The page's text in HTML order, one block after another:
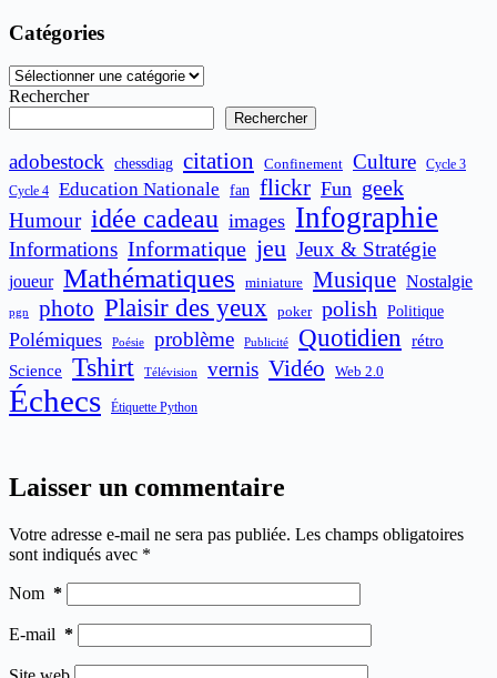
Catégories
Catégories
Rechercher
Rechercher
adobestock chessdiag citation Confinement Culture Cycle 3
Cycle 4 Education Nationale fan flickr Fun geek
Humour idée cadeau images Infographie
Informations Informatique jeu Jeux & Stratégie
joueur Mathématiques miniature Musique Nostalgie
pgn photo Plaisir des yeux poker polish Politique
Polémiques Poésie problème Publicité Quotidien
rétro
Science
Tshirt Télévision vernis Vidéo Web 2.0
Échecs Étiquette Python
Laisser un commentaire
Votre adresse e-mail ne sera pas publiée. Les champs obligatoires
sont indiqués avec *
Nom *
E-mail *